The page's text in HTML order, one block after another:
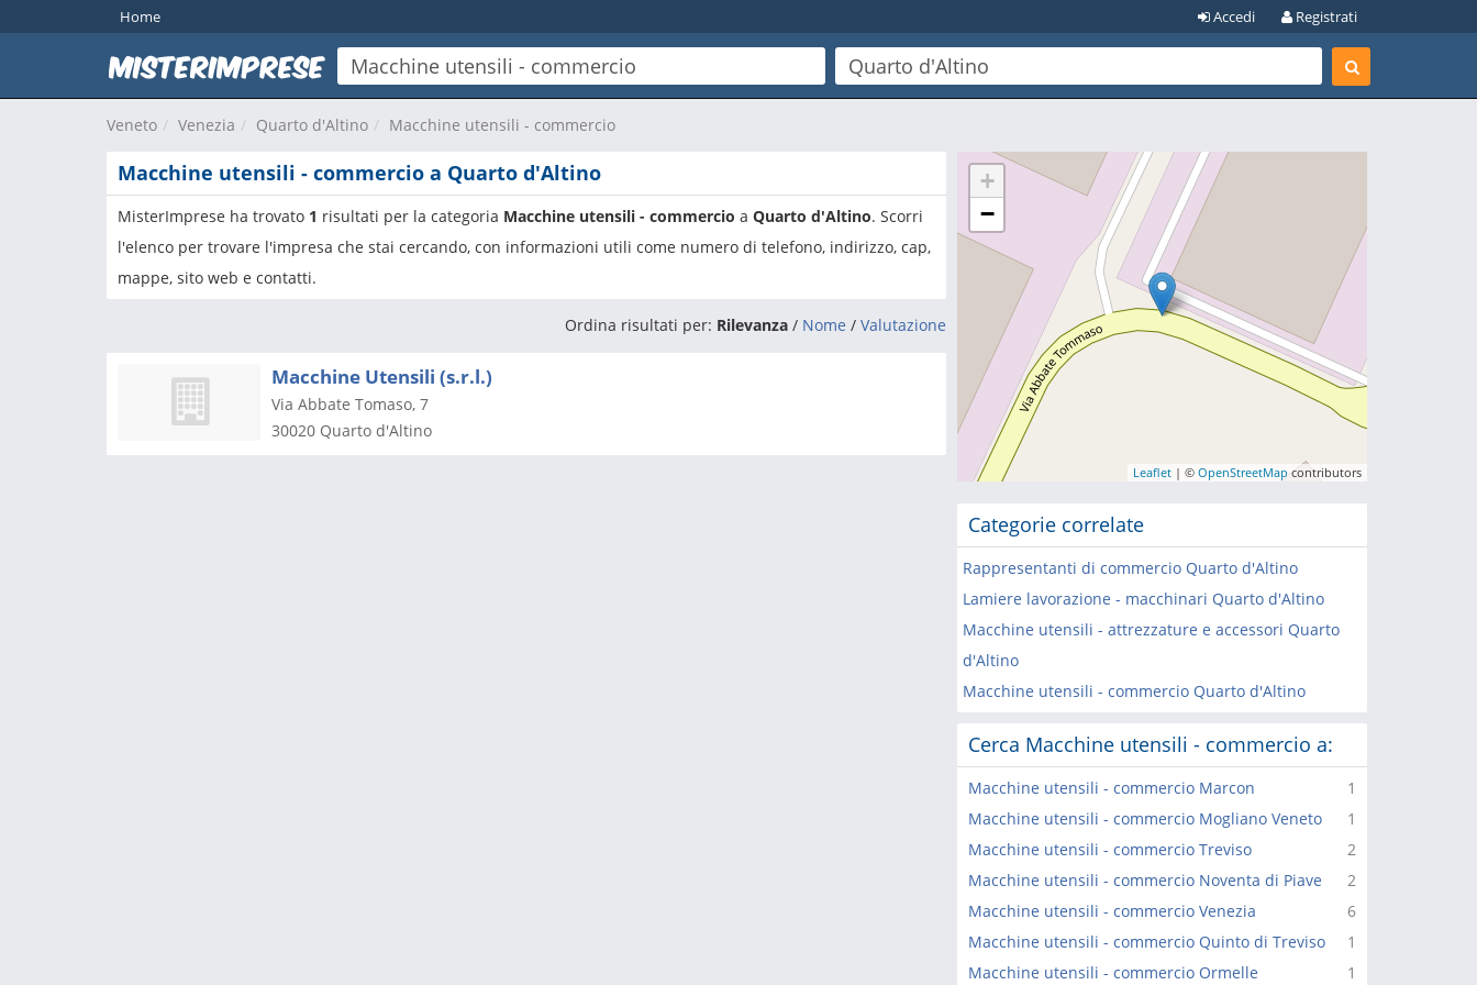
Home Registrati
Accedi
Veneto Venezia Quarto d'Altino Macchine utensili - commercio
Macchine utensili - commercio a Quarto d'Altino
MisterImprese ha trovato 1 risultati per la categoria Macchine utensili - commercio a Quarto d'Altino. Scorri
l'elenco per trovare l'impresa che stai cercando, con informazioni utili come numero di telefono, indirizzo, cap,
mappe, sito web e contatti.
Ordina risultati per: Rilevanza / Nome / Valutazione
Macchine Utensili (s.r.l.)
Via Abbate Tomaso, 7
30020 Quarto d'Altino
+
−
Leaflet | ©OpenStreetMap contributors
Categorie correlate
Rappresentanti di commercio Quarto d'Altino
Lamiere lavorazione - macchinari Quarto d'Altino
Macchine utensili - attrezzature e accessori Quarto
d'Altino
Macchine utensili - commercio Quarto d'Altino
Cerca Macchine utensili - commercio a:
1
Macchine utensili - commercio Marcon
1
Macchine utensili - commercio Mogliano Veneto
2
Macchine utensili - commercio Treviso
2
Macchine utensili - commercio Noventa di Piave
6
Macchine utensili - commercio Venezia
1
Macchine utensili - commercio Quinto di Treviso
1
Macchine utensili - commercio Ormelle